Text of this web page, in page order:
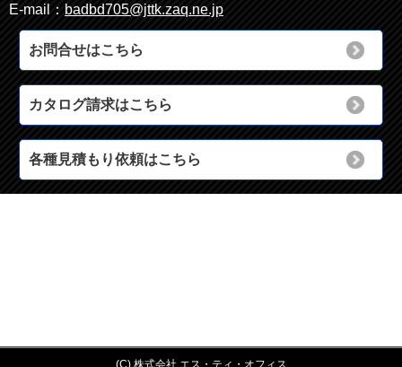
E-mail： badbd705@jttk.zaq.ne.jp
お問合せはこちら
カタログ請求はこちら
各種見積もり依頼はこちら
(C) 株式会社 エス・ティ・オフィス